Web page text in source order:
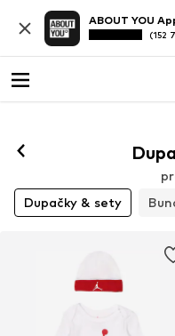
ABOUT YOU
(152
Dupačky & sety